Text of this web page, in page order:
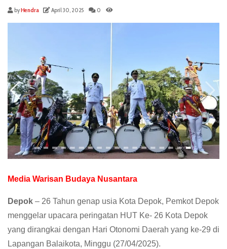
byHendra April 30, 2025 0
Media Warisan Budaya Nusantara
Depok – 26 Tahun genap usia Kota Depok, Pemkot Depok
menggelar upacara peringatan HUT Ke- 26 Kota Depok
yang dirangkai dengan Hari Otonomi Daerah yang ke-29 di
Lapangan Balaikota, Minggu (27/04/2025).